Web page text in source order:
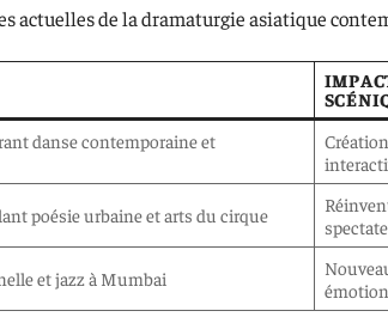
actuelles de la dramaturgie asiatique
danse contemporaine et
poésie urbaine et arts du cirque
et jazz à Mumbai